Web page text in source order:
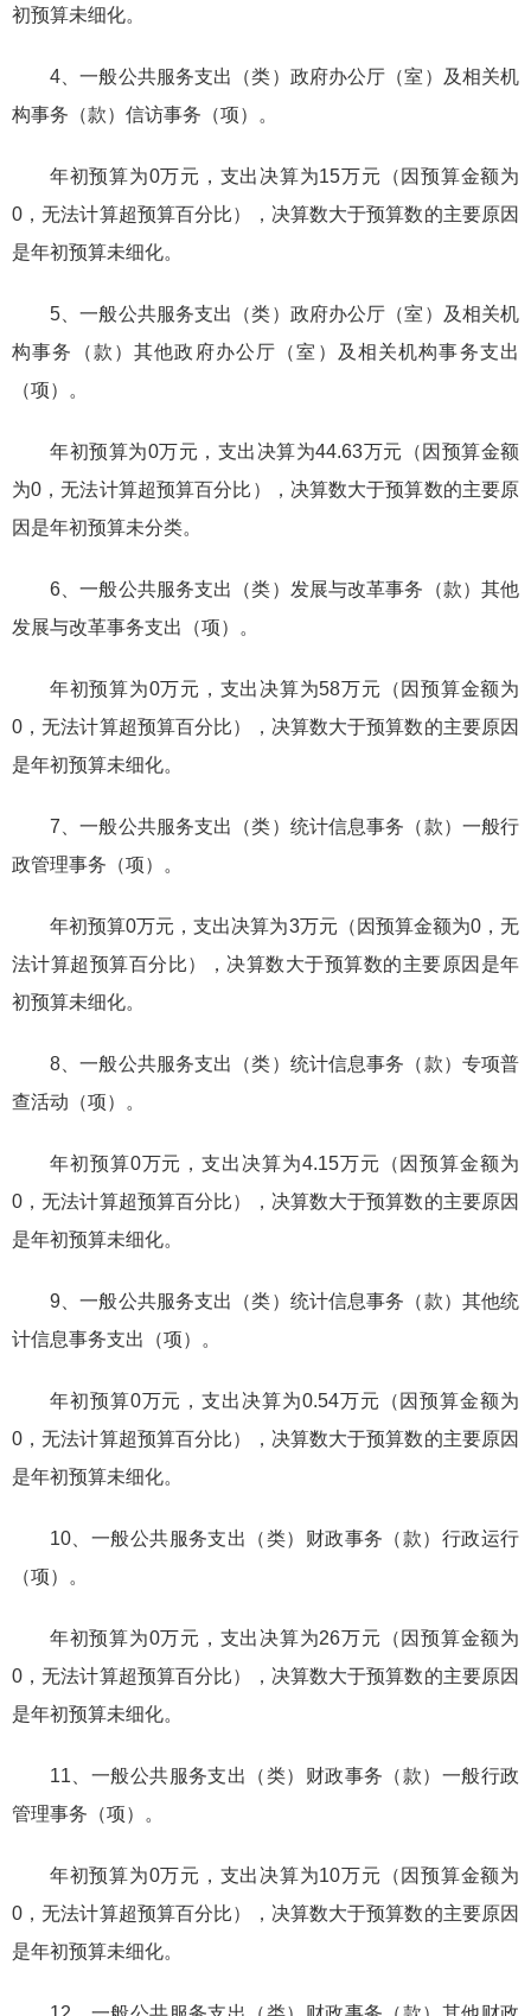
初预算未细化。
4、一般公共服务支出（类）政府办公厅（室）及相关机
构事务（款）信访事务（项）。
年初预算为0万元，支出决算为15万元（因预算金额为
0，无法计算超预算百分比），决算数大于预算数的主要原因
是年初预算未细化。
5、一般公共服务支出（类）政府办公厅（室）及相关机
构事务（款）其他政府办公厅（室）及相关机构事务支出
（项）。
年初预算为0万元，支出决算为44.63万元（因预算金额
为0，无法计算超预算百分比），决算数大于预算数的主要原
因是年初预算未分类。
6、一般公共服务支出（类）发展与改革事务（款）其他
发展与改革事务支出（项）。
年初预算为0万元，支出决算为58万元（因预算金额为
0，无法计算超预算百分比），决算数大于预算数的主要原因
是年初预算未细化。
7、一般公共服务支出（类）统计信息事务（款）一般行
政管理事务（项）。
年初预算0万元，支出决算为3万元（因预算金额为0，无
法计算超预算百分比），决算数大于预算数的主要原因是年
初预算未细化。
8、一般公共服务支出（类）统计信息事务（款）专项普
查活动（项）。
年初预算0万元，支出决算为4.15万元（因预算金额为
0，无法计算超预算百分比），决算数大于预算数的主要原因
是年初预算未细化。
9、一般公共服务支出（类）统计信息事务（款）其他统
计信息事务支出（项）。
年初预算0万元，支出决算为0.54万元（因预算金额为
0，无法计算超预算百分比），决算数大于预算数的主要原因
是年初预算未细化。
10、一般公共服务支出（类）财政事务（款）行政运行
（项）。
年初预算为0万元，支出决算为26万元（因预算金额为
0，无法计算超预算百分比），决算数大于预算数的主要原因
是年初预算未细化。
11、一般公共服务支出（类）财政事务（款）一般行政
管理事务（项）。
年初预算为0万元，支出决算为10万元（因预算金额为
0，无法计算超预算百分比），决算数大于预算数的主要原因
是年初预算未细化。